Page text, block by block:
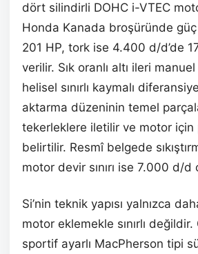
dört silindirli DOHC i-VTEC
Honda Kanada broşüründe
201 HP, tork ise 4.400 d/d’de
verilir. Sık oranlı altı ileri
helisel sınırlı kaymalı
aktarma düzeninin temel
tekerleklere iletilir ve motor için
belirtilir. Resmî belgede
motor devir sınırı ise 7.000 d/
Si’nin teknik yapısı yalnızca
motor eklemekle sınırlı
sportif ayarlı MacPherson tipi